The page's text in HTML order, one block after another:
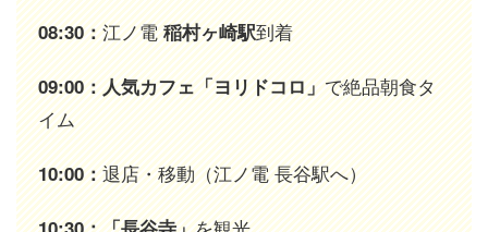
08:30：江ノ電稲村ヶ崎駅到着
09:00：人気カフェ「ヨリドコロ」で絶品朝食タ
イム
10:00：退店・移動（江ノ電 長谷駅へ）